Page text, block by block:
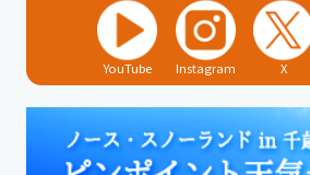
YouTube Instagram X